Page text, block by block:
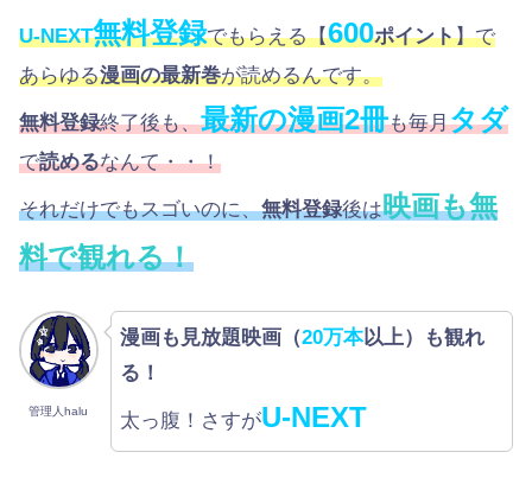
U-NEXT無料登録でもらえる【600ポイント】で
あらゆる漫画の最新巻が読めるんです。
無料登録終了後も、最新の漫画2冊も毎月タダ
で読めるなんて・・！
それだけでもスゴいのに、無料登録後は映画も無
料で観れる！
管理人halu
漫画も見放題映画（20万本以上）も観れ
る！
太っ腹！さすがU-NEXT